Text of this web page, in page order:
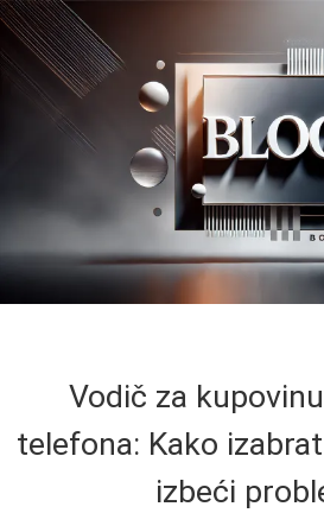
Vodič za
telefona: Kako
izbeći